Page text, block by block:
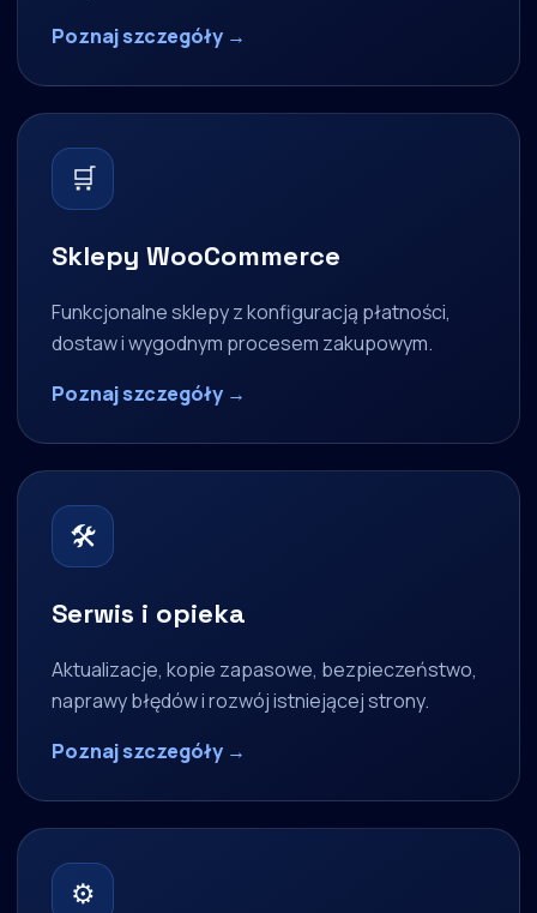
Poznaj szczegóły →
🛒
Sklepy WooCommerce
Funkcjonalne sklepy z konfiguracją płatności,
dostaw i wygodnym procesem zakupowym.
Poznaj szczegóły →
🛠
Serwis i opieka
Aktualizacje, kopie zapasowe, bezpieczeństwo,
naprawy błędów i rozwój istniejącej strony.
Poznaj szczegóły →
⚙